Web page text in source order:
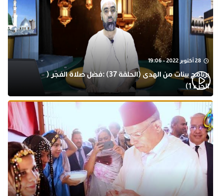
28 أكتوبر 2022 - 19:06
برنامج بينات من الهدى (الحلقة 37) :فضل صلاة الفجر (
الجزء 1)